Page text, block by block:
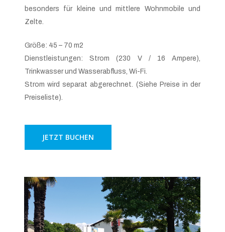
besonders für kleine und mittlere Wohnmobile und
Zelte.
Größe: 45 – 70 m2
Dienstleistungen: Strom (230 V / 16 Ampere),
Trinkwasser und Wasserabfluss, Wi-Fi.
Strom wird separat abgerechnet. (Siehe Preise in der
Preiseliste).
JETZT BUCHEN